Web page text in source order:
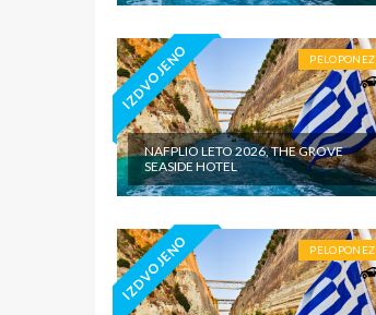
IZDVOJENO PELOPONEZ
NAFPLIO LETO 2026, THE GROVE
SEASIDE HOTEL
IZDVOJENO PELOPONEZ